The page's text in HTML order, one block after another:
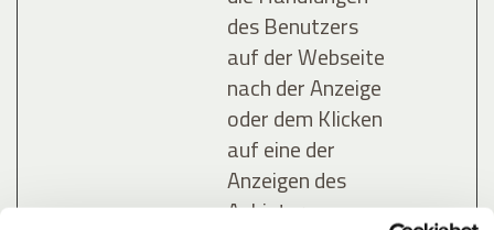
des Benutzers
auf der Webseite
nach der Anzeige
oder dem Klicken
auf eine der
Anzeigen des
Anbieters zu